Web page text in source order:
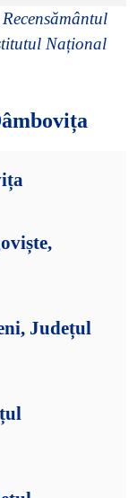
Recensământul
Național
Județul